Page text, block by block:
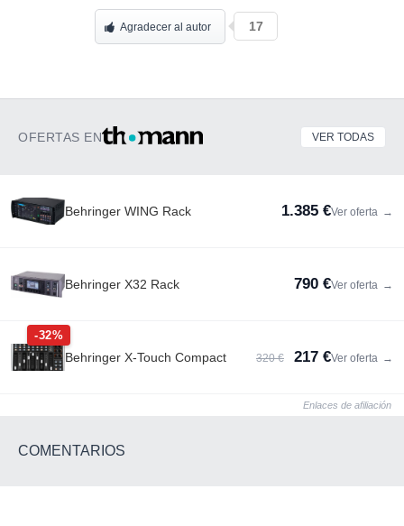
Agradecer al autor 17
OFERTAS EN VER TODAS
Behringer WING Rack 1.385 €Ver oferta →
Behringer X32 Rack 790 €Ver oferta →
-32%
Behringer X-Touch Compact 320 € 217 €Ver oferta →
Enlaces de afiliación
COMENTARIOS